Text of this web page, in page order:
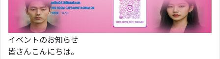
イベントのお知らせ
皆さんこんにちは。